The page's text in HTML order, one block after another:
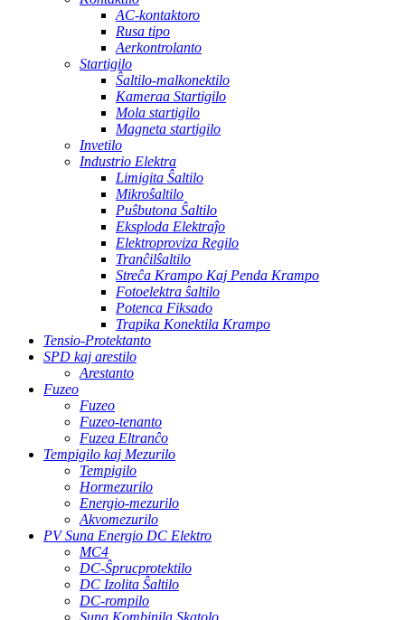
AC-kontaktoro
Rusa tipo
Aerkontrolanto
Startigilo
Ŝaltilo-malkonektilo
Kameraa Startigilo
Mola startigilo
Magneta startigilo
Invetilo
Industrio Elektra
Limigita Ŝaltilo
Mikroŝaltilo
Puŝbutona Ŝaltilo
Eksploda Elektraĵo
Elektroproviza Regilo
Tranĉilŝaltilo
Streĉa Krampo Kaj Penda Krampo
Fotoelektra ŝaltilo
Potenca Fiksado
Trapika Konektila Krampo
Tensio-Protektanto
SPD kaj arestilo
Arestanto
Fuzeo
Fuzeo
Fuzeo-tenanto
Fuzea Eltranĉo
Tempigilo kaj Mezurilo
Tempigilo
Hormezurilo
Energio-mezurilo
Akvomezurilo
PV Suna Energio DC Elektro
MC4
DC-Ŝprucprotektilo
DC Izolita Ŝaltilo
DC-rompilo